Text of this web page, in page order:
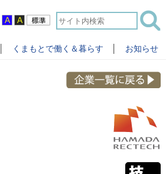
くまもとで働く＆暮らす お知らせ